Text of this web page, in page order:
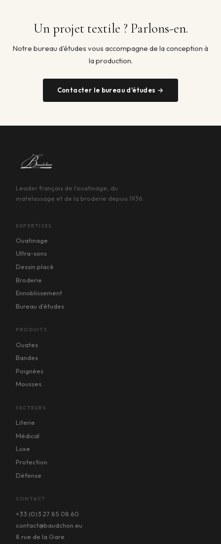
Un projet textile ? Parlons-en.
Notre bureau d'études vous accompagne de la conception à
la production.
Contacter le bureau d'études →
Leader français de l'ouatinage, du
matelassage et de la broderie depuis 1936.
EXPERTISES
Ouatinage
Ultra-sons
Dessin placé
Broderie
Ennoblissement
Bureau d'études
PRODUITS
Ouates
Bandes
Poignées
Mousses
SECTEURS
Literie
Médical
Luxe
Protection
Défense
CONTACT
+33 (0)3 27 85 08 60
contact@baudchon.eu
8 rue de la Gare